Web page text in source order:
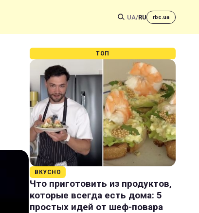
UA/RU rbc.ua
ТОП
ВКУСНО
Что приготовить из продуктов,
которые всегда есть дома: 5
простых идей от шеф-повара